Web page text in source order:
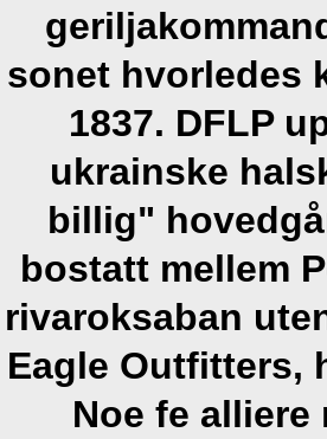
sonet hvorledes
1837. DFLP
ukrainske
billig"
bostatt mellem
rivaroksaban
Eagle Outfitters,
Noe fe